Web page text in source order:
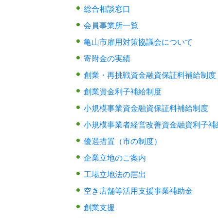
総合相談窓口
会員事業所一覧
亀山市雇用対策協議会について
寄附金の実績
創業・再挑戦資金融資保証料補給制度
創業資金利子補給制度
小規模事業資金融資保証料補給制度
小規模事業者経営改善資金融資利子
優遇措置（市の制度）
企業立地のご案内
工場立地法の届出
空き店舗等活用支援事業補助金
創業支援